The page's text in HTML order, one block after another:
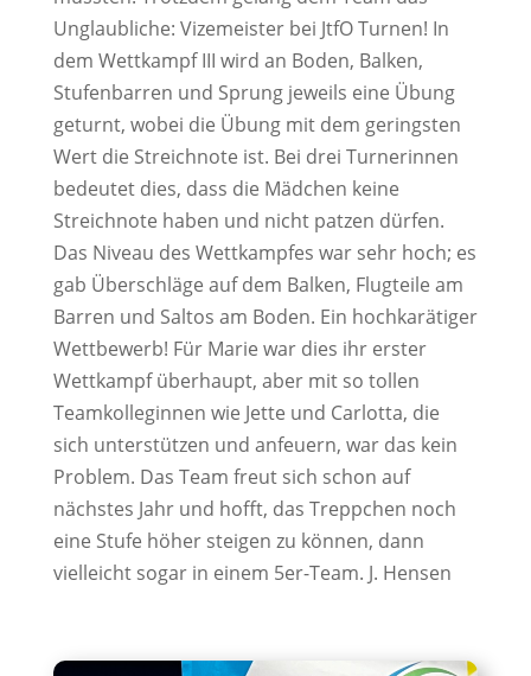
Unglaubliche: Vizemeister bei JtfO Turnen! In
dem Wettkampf III wird an Boden, Balken,
Stufenbarren und Sprung jeweils eine Übung
geturnt, wobei die Übung mit dem geringsten
Wert die Streichnote ist. Bei drei Turnerinnen
bedeutet dies, dass die Mädchen keine
Streichnote haben und nicht patzen dürfen.
Das Niveau des Wettkampfes war sehr hoch; es
gab Überschläge auf dem Balken, Flugteile am
Barren und Saltos am Boden. Ein hochkarätiger
Wettbewerb! Für Marie war dies ihr erster
Wettkampf überhaupt, aber mit so tollen
Teamkolleginnen wie Jette und Carlotta, die
sich unterstützen und anfeuern, war das kein
Problem. Das Team freut sich schon auf
nächstes Jahr und hofft, das Treppchen noch
eine Stufe höher steigen zu können, dann
vielleicht sogar in einem 5er-Team. J. Hensen